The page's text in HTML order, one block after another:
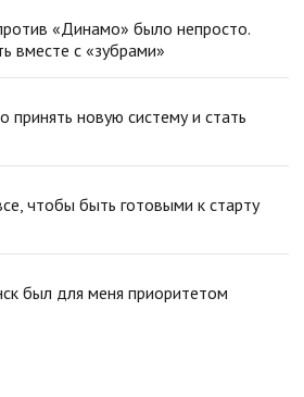
«Динамо» было непросто.
вместе с «зубрами»
новую систему и стать
чтобы быть готовыми к старту
был для меня приоритетом